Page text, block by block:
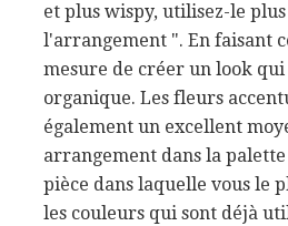
et plus wispy, utilisez-le
l'arrangement ". En faisant
mesure de créer un look
organique. Les fleurs
également un excellent
arrangement dans la
pièce dans laquelle vous le
les couleurs qui sont déjà